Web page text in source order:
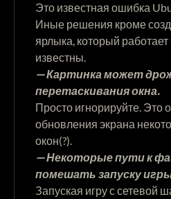
Это известная ошибка
Иные решения кроме
ярлыка, который
известны.
— Картинка может
перетаскивания окна.
Просто игнорируйте. Это
обновления экрана
окон(?).
— Некоторые пути к
помешать запуску
Запуская игру с сетевой